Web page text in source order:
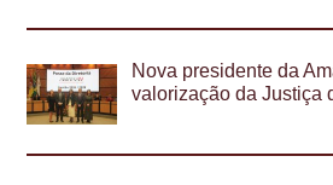
Nova presidente da
valorização da Justiça